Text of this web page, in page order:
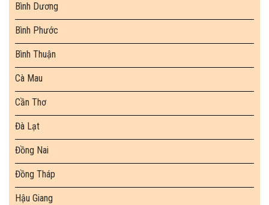
Bình Dương
Bình Phước
Bình Thuận
Cà Mau
Cần Thơ
Đà Lạt
Đồng Nai
Đồng Tháp
Hậu Giang